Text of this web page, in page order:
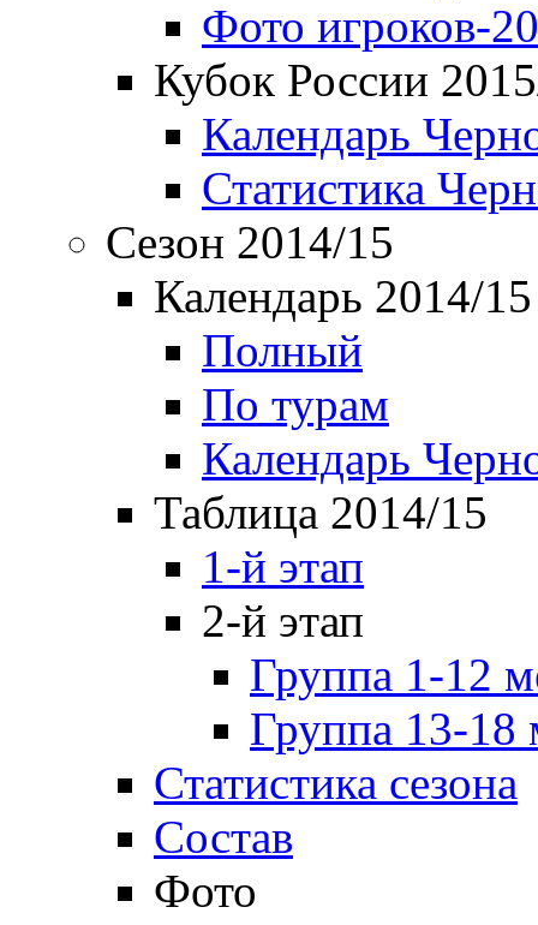
Фото игроков-
Кубок России
Календарь
Статистика
Сезон 2014/15
Календарь 2014/15
Полный
По турам
Календарь
Таблица 2014/15
1-й этап
2-й этап
Группа 1-12
Группа 13-18
Статистика сезона
Состав
Фото